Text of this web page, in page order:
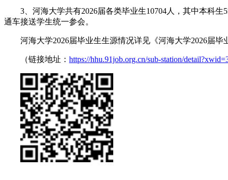
3、河海大学共有2026届各类毕业生10704人，其中本科
通车接送学生统一参会。
河海大学2026届毕业生生源情况详见《河海大学2026届毕
（链接地址： https://hhu.91job.org.cn/sub-station/